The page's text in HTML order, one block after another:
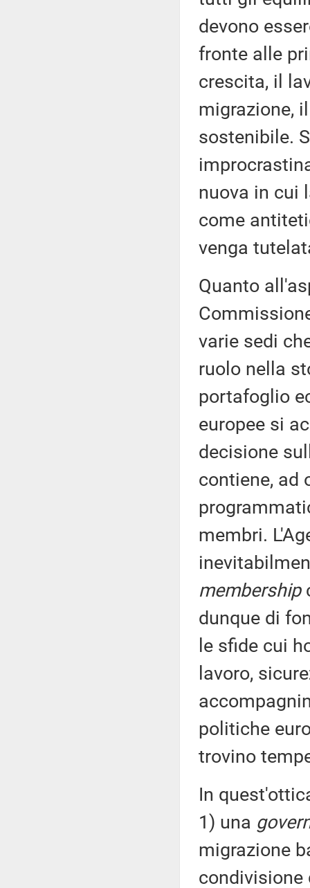
devono
fronte alle
crescita, il
migrazione,
sostenibile.
nuova in cui
come
venga
Quanto
varie sedi
ruolo nella
portafoglio
europee si
decisione
contiene, ad
membri.
membership
dunque di
le sfide cui
lavoro,
politiche
trovino
In
1) una
migrazione
condivisione